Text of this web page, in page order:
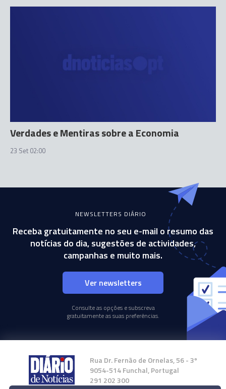
Verdades e Mentiras sobre a Economia
23 Set 02:00
NEWSLETTERS DIÁRIO
Receba gratuitamente no seu e-mail o resumo das
notícias do dia, sugestões de actividades,
campanhas e muito mais.
Ver newsletters
Consulte as opções e subscreva
gratuitamente as suas preferências.
Rua Dr. Fernão de Ornelas, 56 - 3º
9054-514 Funchal, Portugal
291 202 300